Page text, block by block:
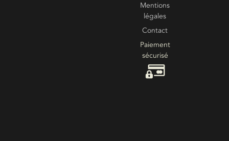
Mentions
légales
Contact
Paiement
sécurisé